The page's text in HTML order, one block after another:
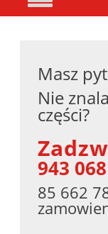
Masz
Nie
części?
943 068
85 662